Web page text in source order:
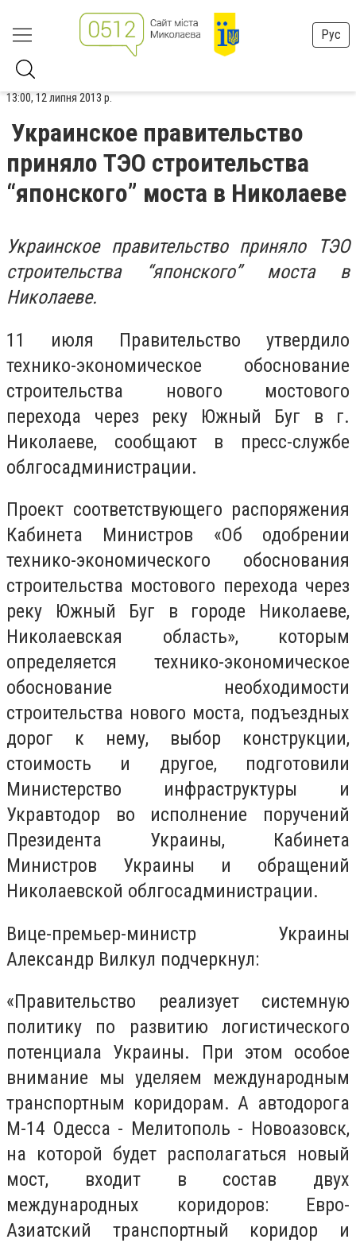
Рус
13:00, 12 липня 2013 р.
Украинское правительство
приняло ТЭО строительства
“японского” моста в Николаеве
Украинское правительство приняло ТЭО
строительства “японского” моста в
Николаеве.
11 июля Правительство утвердило
технико-экономическое обоснование
строительства нового мостового
перехода через реку Южный Буг в г.
Николаеве, сообщают в пресс-службе
облгосадминистрации.
Проект соответствующего распоряжения
Кабинета Министров «Об одобрении
технико-экономического обоснования
строительства мостового перехода через
реку Южный Буг в городе Николаеве,
Николаевская область», которым
определяется технико-экономическое
обоснование необходимости
строительства нового моста, подъездных
дорог к нему, выбор конструкции,
стоимость и другое, подготовили
Министерство инфраструктуры и
Укравтодор во исполнение поручений
Президента Украины, Кабинета
Министров Украины и обращений
Николаевской облгосадминистрации.
Вице-премьер-министр Украины
Александр Вилкул подчеркнул:
«Правительство реализует системную
политику по развитию логистического
потенциала Украины. При этом особое
внимание мы уделяем международным
транспортным коридорам. А автодорога
М-14 Одесса - Мелитополь - Новоазовск,
на которой будет располагаться новый
мост, входит в состав двух
международных коридоров: Евро-
Азиатский транспортный коридор и